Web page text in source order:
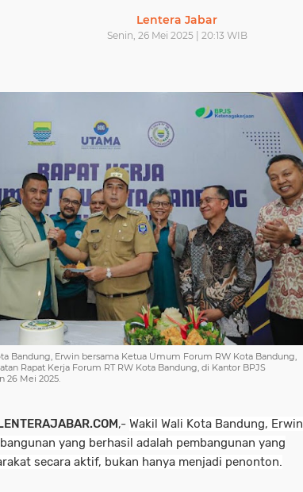
Lentera Jabar
Senin, 26 Mei 2025 | 20:13 WIB
Bandung, Erwin bersama Ketua Umum Forum RW Kota Bandung,
Rapat Kerja Forum RT RW Kota Bandung, di Kantor BPJS
26 Mei 2025.
,- Wakil Wali Kota Bandung, Erwin
yang berhasil adalah pembangunan yang
secara aktif, bukan hanya menjadi penonton.